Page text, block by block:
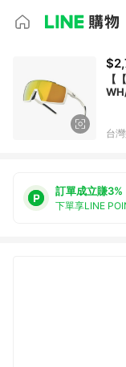
【
台
訂單成立賺3%
下單享LINE